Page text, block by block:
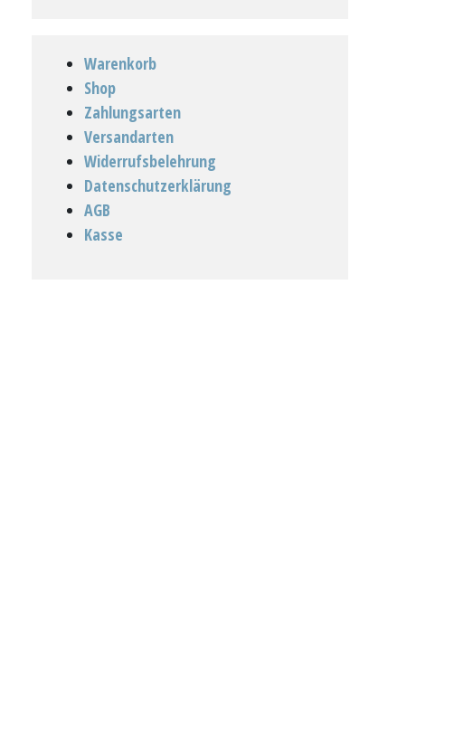
Warenkorb
Shop
Zahlungsarten
Versandarten
Widerrufsbelehrung
Datenschutzerklärung
AGB
Kasse